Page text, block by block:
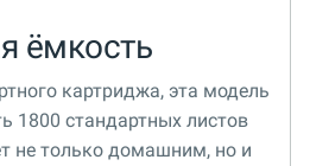
ёмкость
картриджа, эта модель
1800 стандартных листов
не только домашним, но и